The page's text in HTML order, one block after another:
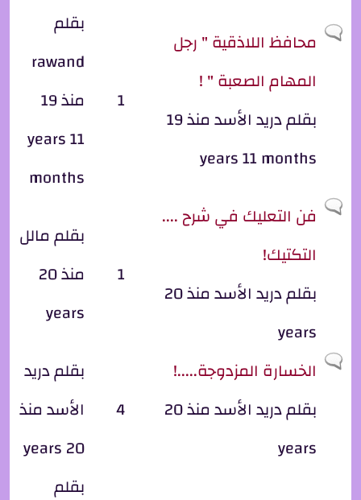
موضوع عادي
محافظ اللاذقية " رجل
المهام الصعبة " !
بقلمدريد الأسد
منذ 19
years 11 months
1
بقلم
rawand
منذ 19
years 11
months
موضوع عادي
فن التعليك في شرح ....
التكتيك!
بقلمدريد الأسد
منذ 20
years
1
بقلممالل
منذ 20
years
موضوع عادي
الخسارة المزدوجة.....!
بقلمدريد الأسد
منذ 20
years
4
بقلمدريد
الأسدمنذ
20 years
بقلم